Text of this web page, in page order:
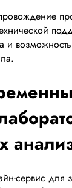
и
сервис для